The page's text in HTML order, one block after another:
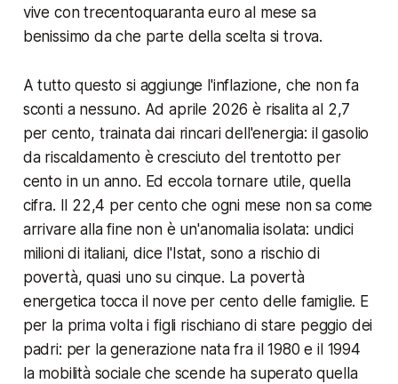
vive con trecentoquaranta euro al mese sa
benissimo da che parte della scelta si trova.
A tutto questo si aggiunge l'inflazione, che non fa
sconti a nessuno. Ad aprile 2026 è risalita al 2,7
per cento, trainata dai rincari dell'energia: il gasolio
da riscaldamento è cresciuto del trentotto per
cento in un anno. Ed eccola tornare utile, quella
cifra. Il 22,4 per cento che ogni mese non sa come
arrivare alla fine non è un'anomalia isolata: undici
milioni di italiani, dice l'Istat, sono a rischio di
povertà, quasi uno su cinque. La povertà
energetica tocca il nove per cento delle famiglie. E
per la prima volta i figli rischiano di stare peggio dei
padri: per la generazione nata fra il 1980 e il 1994
la mobilità sociale che scende ha superato quella